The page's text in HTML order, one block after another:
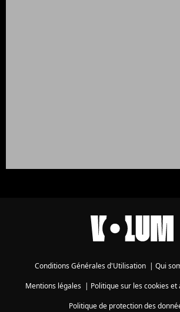
Conditions Générales d'Utilisation Qui
Mentions légales| Politique sur les cookies
Politique de protection des